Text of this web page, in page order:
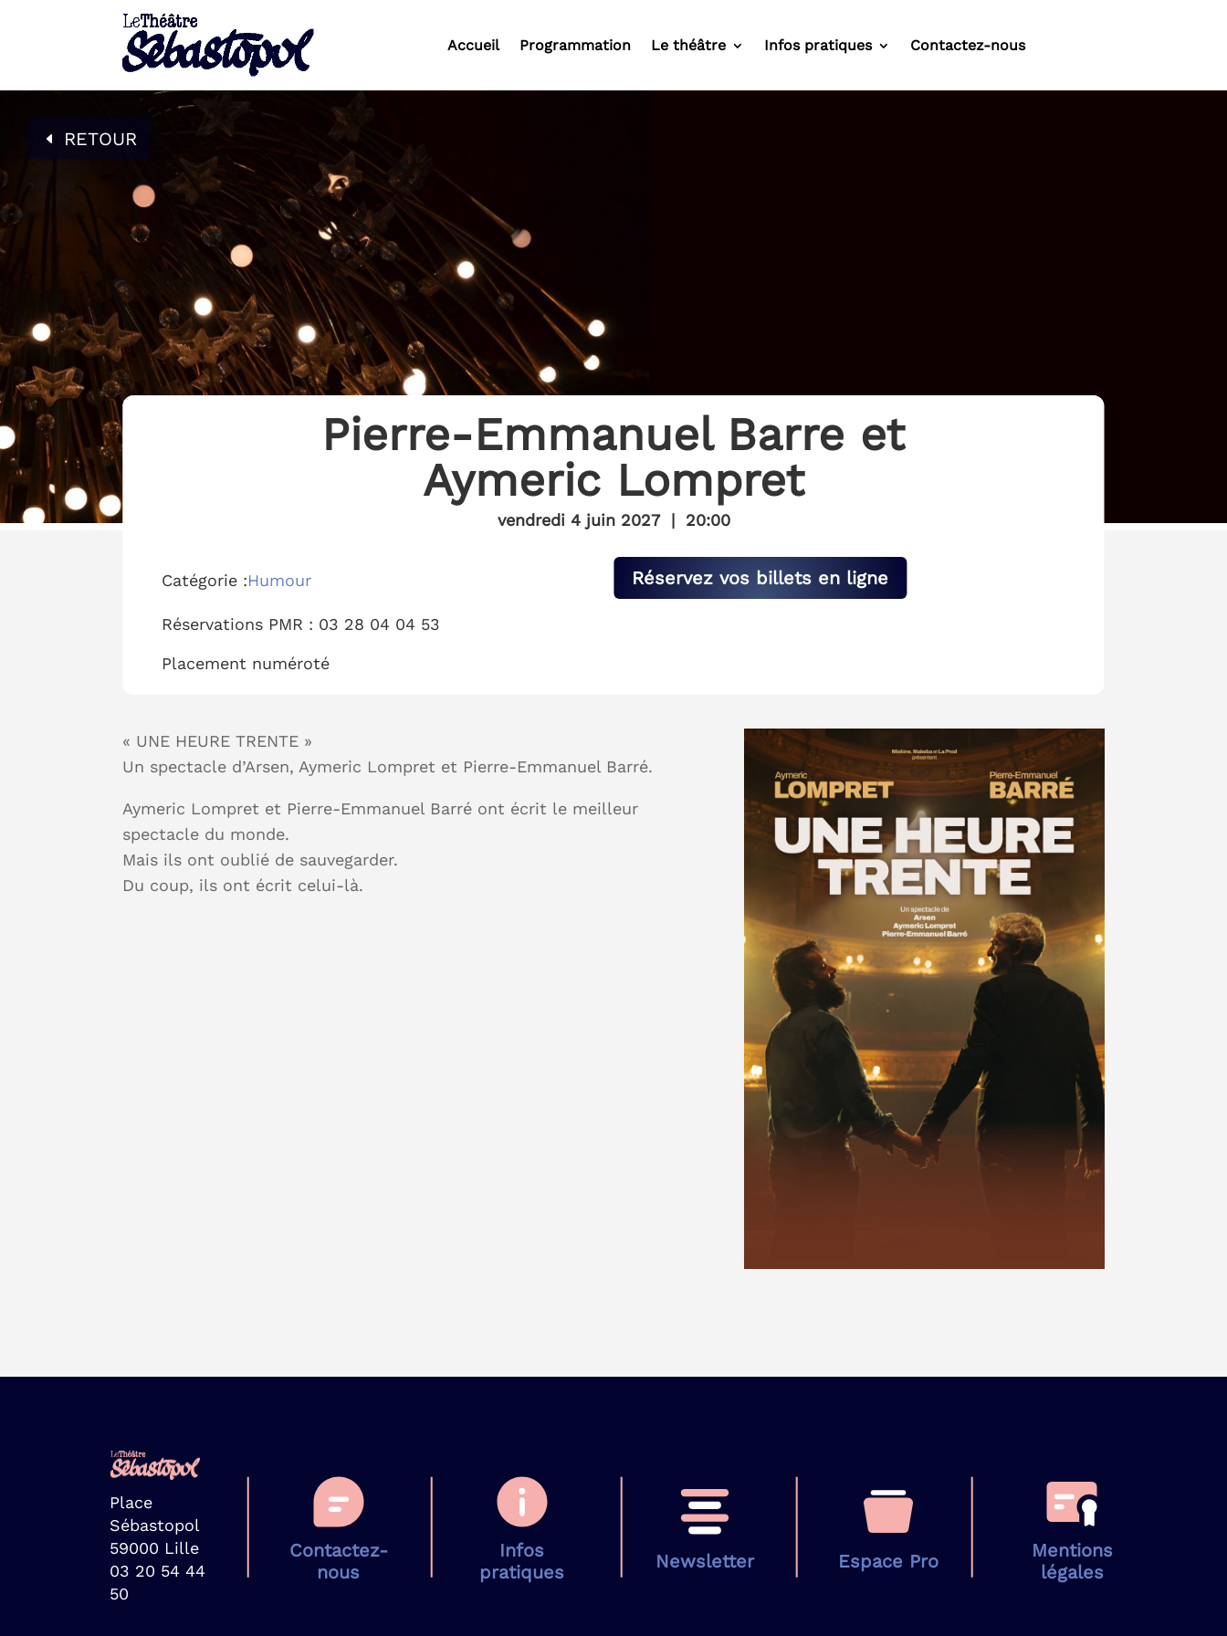
Accueil Programmation Le théâtre Infos pratiques Contactez-nous
RETOUR
Pierre-Emmanuel Barre et
Aymeric Lompret
vendredi 4 juin 2027| 20:00
Catégorie :Humour
Réservations PMR : 03 28 04 04 53
Placement numéroté
Réservez vos billets en ligne
« UNE HEURE TRENTE »
Un spectacle d’Arsen, Aymeric Lompret et Pierre-Emmanuel Barré.
Aymeric Lompret et Pierre-Emmanuel Barré ont écrit le meilleur
spectacle du monde.
Mais ils ont oublié de sauvegarder.
Du coup, ils ont écrit celui-là.
Place
Sébastopol
59000 Lille
03 20 54 44
50
Contactez-
nous
Infos
pratiques
Newsletter Espace Pro
Mentions
légales